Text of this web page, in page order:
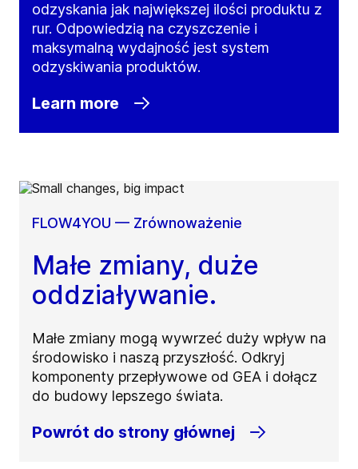
odzyskania jak największej ilości produktu z
rur. Odpowiedzią na czyszczenie i
maksymalną wydajność jest system
odzyskiwania produktów.
Learn more
FLOW4YOU — Zrównoważenie
Małe zmiany, duże
oddziaływanie.
Małe zmiany mogą wywrzeć duży wpływ na
środowisko i naszą przyszłość. Odkryj
komponenty przepływowe od GEA i dołącz
do budowy lepszego świata.
Powrót do strony głównej